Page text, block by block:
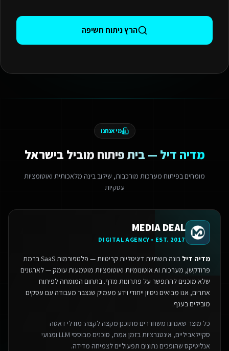
הרץ ניתוח חשיפה
מי אנחנו
מדיה דיל — בית פיתוח מוביל בישראל
מומחים בפיתוח מערכות מורכבות, שילוב בינה מלאכותית ואוטומציות
עסקיות
MEDIA DEAL
DIGITAL AGENCY • EST. 2017
מדיה דיל
בונה תשתיות דיגיטליות קריטיות — פלטפורמות SaaS ברמת
פרודקשן, מערכות AI אוטונומיות ואוטומציות מוטמעות עומק — לארגונים
שלא מוכנים להתפשר על פתרונות מדף. בתחום המומחה לפיתוח
אתרים, אנו מביאים ניסיון ייחודי וידע מעמיק שנצבר מעבודה עם עסקים
מובילים בענף.
כל מוצר שאנחנו משחררים מתוכנן מקצה לקצה: מודלי דאטה
סקיילאביליים, אינטגרציות בזמן אמת, סוכנים מבוססי LLM ומנועי
אנליטיקס שהופכים נתונים תפעוליים לצמיחה מדידה.